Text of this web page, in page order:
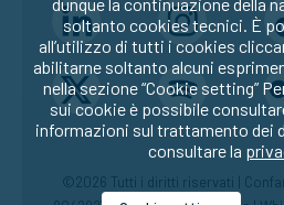
©2026 Tutti i diritti riservati |
soltanto cookies tecnici. È
all’utilizzo di tutti i cookies
abilitarne soltanto alcuni
nella sezione “Cookie setting”
sui cookie è possibile
informazioni sul trattamento dei
consultare la